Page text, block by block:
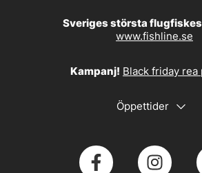
Sveriges största
www.fishline.se
Kampanj! Black friday rea
Öppettider